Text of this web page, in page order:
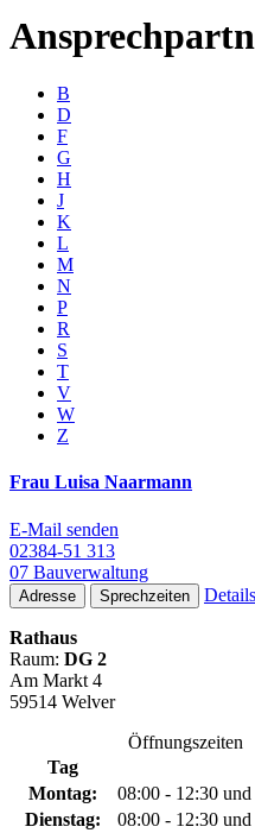
B
D
F
G
H
J
K
L
M
N
P
R
S
T
V
W
Z
Frau Luisa Naarmann
E-Mail senden
02384-51 313
07 Bauverwaltung
Adresse Sprechzeiten Details
Rathaus
Raum: DG 2
Am Markt 4
59514 Welver
Öffnungszeiten
Tag
Montag:
08:00 - 12:30
Dienstag:
08:00 - 12:30